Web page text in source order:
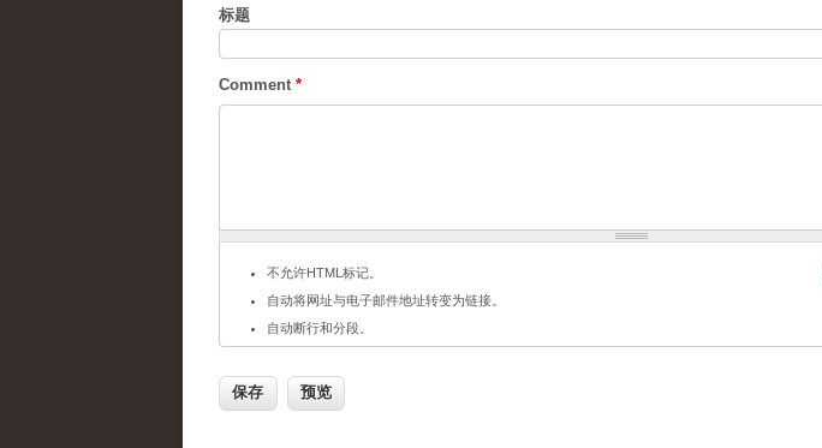
标题
Comment *
不允许HTML标记。
自动将网址与电子邮件地址转变为链接。
自动断行和分段。